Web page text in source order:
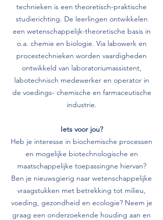
technieken is een theoretisch-praktische
studierichting. De leerlingen ontwikkelen
een wetenschappelijk-theoretische basis in
o.a. chemie en biologie. Via labowerk en
procestechnieken worden vaardigheden
ontwikkeld van laboratoriumassistent,
labotechnisch medewerker en operator in
de voedings- chemische en farmaceutische
industrie.
Iets voor jou?
Heb je interesse in biochemische processen
en mogelijke biotechnologische en
maatschappelijke toepassingne hiervan?
Ben je nieuwsgierig naar wetenschappelijke
vraagstukken met betrekking tot milieu,
voeding, gezondheid en ecologie? Neem je
graag een onderzoekende houding aan en